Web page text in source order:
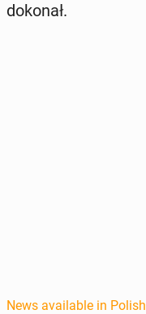
dokonał.
News available in Polish